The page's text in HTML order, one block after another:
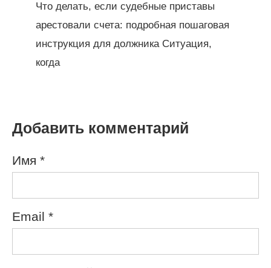
Что делать, если судебные приставы
арестовали счета: подробная пошаговая
инструкция для должника Ситуация,
когда
Добавить комментарий
Имя *
Email *